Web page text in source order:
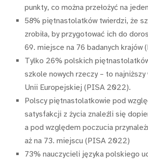
punkty, co można przełożyć na
58% piętnastolatków twierdzi, że
zrobiła, by przygotować ich do
69. miejsce na 76 badanych krajów
Tylko 26% polskich
szkole nowych rzeczy – to najniższy
Unii Europejskiej (PISA 2022).
Polscy piętnastolatkowie pod
satysfakcji z życia znaleźli się
a pod względem poczucia
aż na 73. miejscu (PISA 2022)
73% nauczycieli języka polskiego